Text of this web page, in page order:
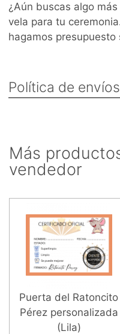
¿Aún buscas algo
vela para tu
hagamos presupuesto
Política de
Más
vendedor
Puerta del Ratoncito
Pérez personalizada
(Lila)